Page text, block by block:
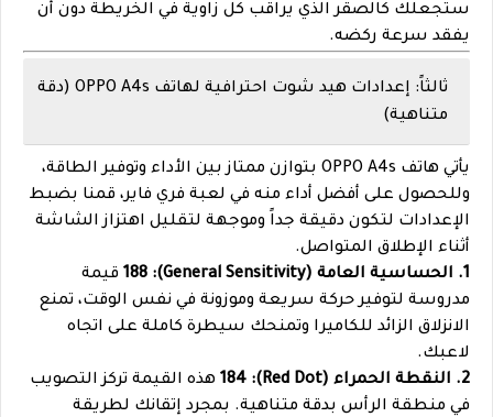
ستجعلك كالصقر الذي يراقب كل زاوية في الخريطة دون أن
يفقد سرعة ركضه.
ثالثاً: إعدادات هيد شوت احترافية لهاتف OPPO A4s (دقة
متناهية)
يأتي هاتف OPPO A4s بتوازن ممتاز بين الأداء وتوفير الطاقة،
وللحصول على أفضل أداء منه في لعبة فري فاير، قمنا بضبط
الإعدادات لتكون دقيقة جداً وموجهة لتقليل اهتزاز الشاشة
أثناء الإطلاق المتواصل.
1. الحساسية العامة (General Sensitivity): 188
قيمة
مدروسة لتوفير حركة سريعة وموزونة في نفس الوقت، تمنع
الانزلاق الزائد للكاميرا وتمنحك سيطرة كاملة على اتجاه
لاعبك.
2. النقطة الحمراء (Red Dot): 184
هذه القيمة تركز التصويب
في منطقة الرأس بدقة متناهية. بمجرد إتقانك لطريقة